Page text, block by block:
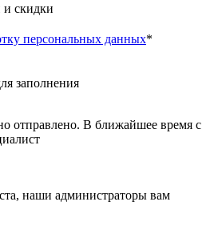
и скидки
персональных данных*
заполнения
отправлено. В ближайшее время с
наши администраторы вам